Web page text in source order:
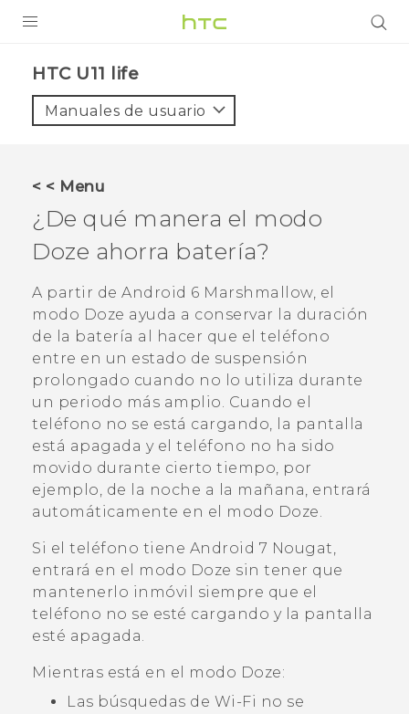
VIVE
VIVERSE
AYUDA
HTC Devices & Accessories
Video Tutorials
HTC U11 life‎
Manuales de usuario
< < Menu
¿De qué manera el modo
Doze ahorra batería?
A partir de Android 6 Marshmallow, el
modo Doze ayuda a conservar la duración
de la batería al hacer que el teléfono
entre en un estado de suspensión
prolongado cuando no lo utiliza durante
un periodo más amplio. Cuando el
teléfono no se está cargando, la pantalla
está apagada y el teléfono no ha sido
movido durante cierto tiempo, por
ejemplo, de la noche a la mañana, entrará
automáticamente en el modo Doze.
Si el teléfono tiene Android 7 Nougat,
entrará en el modo Doze sin tener que
mantenerlo inmóvil siempre que el
teléfono no se esté cargando y la pantalla
esté apagada.
Mientras está en el modo Doze:
Las búsquedas de Wi‍-Fi no se